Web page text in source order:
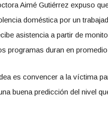
Aimé Gutiérrez expuso
doméstica por un
asistencia a partir de
programas duran en
es convencer a la víctima
buena predicción del nivel